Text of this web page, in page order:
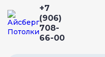
+7
(906)
708-
66-00